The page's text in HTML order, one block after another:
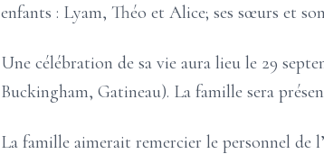
enfants : Lyam, Théo et Alice; ses sœurs et
Une célébration de sa vie aura lieu le 29
Buckingham, Gatineau). La famille sera
La famille aimerait remercier le personnel de